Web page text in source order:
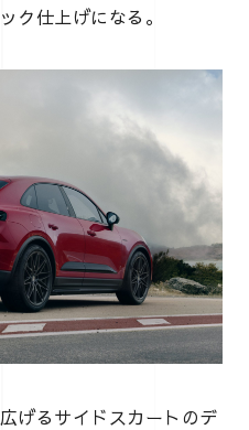
ク仕上げになる。
げるサイドスカートのデ